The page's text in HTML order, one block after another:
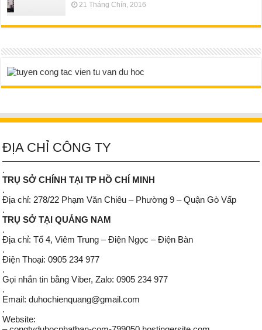
21 Tháng Chín, 2016
ĐỊA CHỈ CÔNG TY
.
TRỤ SỞ CHÍNH TẠI TP HỒ CHÍ MINH
.
Địa chỉ: 278/22 Phạm Văn Chiêu – Phường 9 – Quận Gò Vấp
.
TRỤ SỞ TẠI QUẢNG NAM
.
Địa chỉ: Tổ 4, Viêm Trung – Điện Ngọc – Điện Bàn
.
Điện Thoại: 0905 234 977
.
Gọi nhắn tin bằng Viber, Zalo: 0905 234 977
.
Email: duhochienquang@gmail.com
.
Website: